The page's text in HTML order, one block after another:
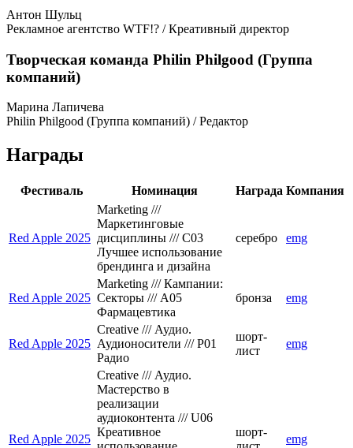
Антон Шульц
Рекламное агентство WTF!? / Креативный директор
Творческая команда Philin Philgood (Группа
компаний)
Марина Лапичева
Philin Philgood (Группа компаний) / Редактор
Награды
Фестиваль Номинация Награда Компания
Red Apple 2025
Marketing ///
Маркетинговые
дисциплины /// C03
Лучшее использование
брендинга и дизайна
серебро emg
Red Apple 2025
Marketing /// Кампании:
Секторы /// A05
Фармацевтика
бронза emg
Red Apple 2025
Creative /// Аудио.
Аудионосители /// P01
Радио
шорт-
лист
emg
Red Apple 2025
Creative /// Аудио.
Мастерство в
реализации
аудиоконтента /// U06
Креативное
шорт-
emg